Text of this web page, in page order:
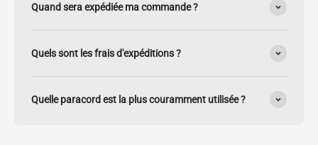
Quand sera expédiée ma commande ?
Quels sont les frais d'expéditions ?
Quelle paracord est la plus couramment utilisée ?